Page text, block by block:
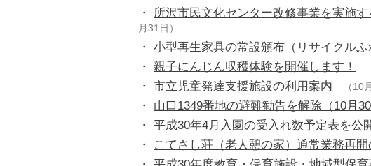
・ 所沢市民文化センター改修事業を実施
月31日）
・ 小型再生家具の常設頒布（リサイクルふ
・ 親子にんじん収穫体験を開催します！
・ 市立児童発達支援施設の利用案内 （10
・ 山口1349番地の避難勧告を解除（10月30
・ 平成30年4月入園の受入れ数予定表を公
・ こてさし荘（老人憩の家）通常業務再